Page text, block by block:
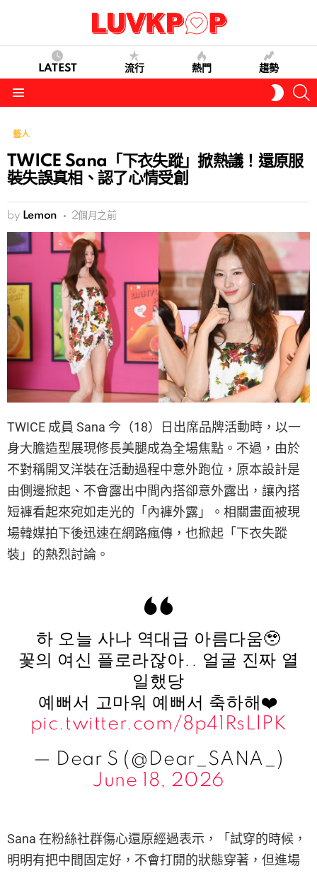
LATEST 流行 熱門 趨勢
SKIN
藝人
TWICE Sana「下衣失蹤」掀熱議！還原服
裝失誤真相、認了心情受創
by Lemon 2個月之前
TWICE 成員 Sana 今（18）日出席品牌活動時，以一
身大膽造型展現修長美腿成為全場焦點。不過，由於
不對稱開叉洋裝在活動過程中意外跑位，原本設計是
由側邊掀起、不會露出中間內搭卻意外露出，讓內搭
短褲看起來宛如走光的「內褲外露」。相關畫面被現
場韓媒拍下後迅速在網路瘋傳，也掀起「下衣失蹤
裝」的熱烈討論。
하 오늘 사나 역대급 아름다움🥹
꽃의 여신 플로라잖아.. 얼굴 진짜 열
일했당
예뻐서 고마워 예뻐서 축하해❤️
pic.twitter.com/8p41RsLlPK
— Dear S (@Dear_SANA_)
June 18, 2026
Sana 在粉絲社群傷心還原經過表示，「試穿的時候，
明明有把中間固定好，不會打開的狀態穿著，但進場